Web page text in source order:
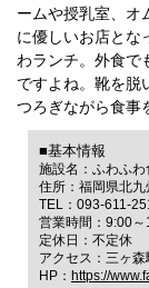
ームや授乳室、オ
に優しいお店とな
わランチ。外食で
ですよね。靴を脱
つろぎながら食事
■基本情報
施設名：ふわふわ
住所：福岡県北
TEL：093-611-
営業時間：9:00
定休日：不定休
アクセス：三ヶ
HP： https://